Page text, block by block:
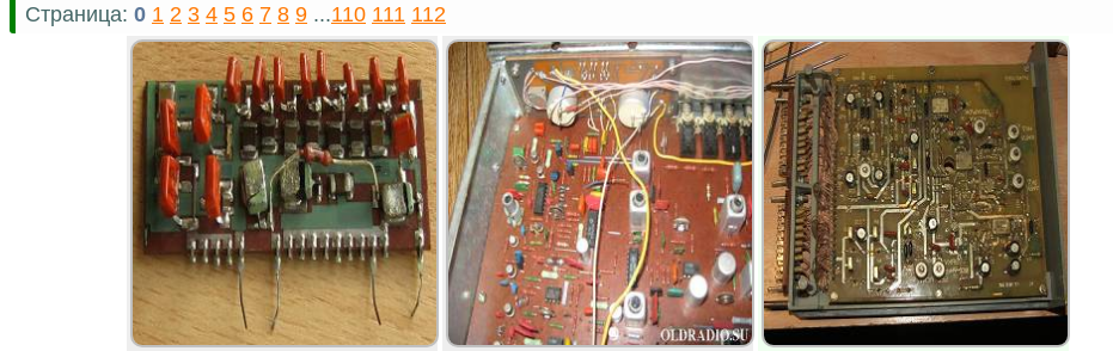
Страница: 0 1 2 3 4 5 6 7 8 9 ...110 111 112